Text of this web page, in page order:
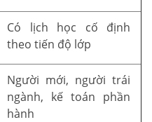
Có lịch học cố định
theo tiến độ lớp
Người mới, người trái
ngành, kế toán phần
hành